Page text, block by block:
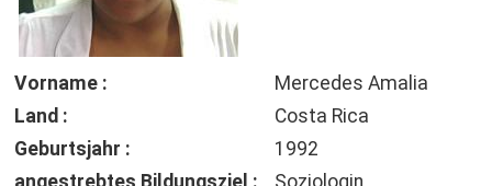
Vorname :
Mercedes Amalia
Land :
Costa Rica
Geburtsjahr :
1992
angestrebtes Bildungsziel :
Soziologin